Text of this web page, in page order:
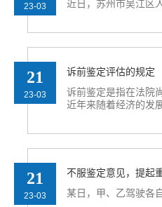
23-03
21
23-03
诉前鉴定评估的规定
近年来随着经济的发
21
23-03
不服鉴定意见，提起